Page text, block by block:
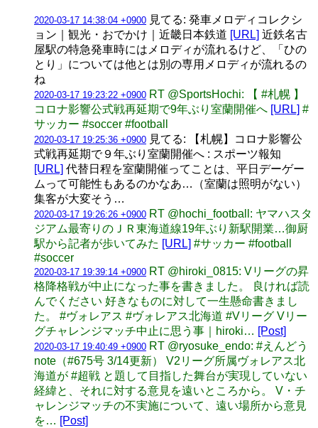
2020-03-17 14:38:04 +0900 見てる: 発車メロディコレクシ
ョン｜観光・おでかけ｜近畿日本鉄道 [URL] 近鉄名古
屋駅の特急発車時にはメロディが流れるけど、「ひの
とり」については他とは別の専用メロディが流れるの
ね
2020-03-17 19:23:22 +0900 RT @SportsHochi: 【 #札幌 】
コロナ影響公式戦再延期で9年ぶり室蘭開催へ [URL] #
サッカー #soccer #football
2020-03-17 19:25:36 +0900 見てる: 【札幌】コロナ影響公
式戦再延期で９年ぶり室蘭開催へ : スポーツ報知
[URL] 代替日程を室蘭開催ってことは、平日デーゲー
ムって可能性もあるのかなあ…（室蘭は照明がない）
集客が大変そう…
2020-03-17 19:26:26 +0900 RT @hochi_football: ヤマハスタ
ジアム最寄りのＪＲ東海道線19年ぶり新駅開業…御厨
駅から記者が歩いてみた [URL] #サッカー #football
#soccer
2020-03-17 19:39:14 +0900 RT @hiroki_0815: Vリーグの昇
格降格戦が中止になった事を書きました。 良ければ読
んでください 好きなものに対して一生懸命書きまし
た。 #ヴォレアス #ヴォレアス北海道 #Vリーグ Vリー
グチャレンジマッチ中止に思う事｜hiroki… [Post]
2020-03-17 19:40:49 +0900 RT @ryosuke_endo: #えんどう
note（#675号 3/14更新） V2リーグ所属ヴォレアス北
海道が #超戦 と題して目指した舞台が実現していない
経緯と、それに対する意見を遠いところから。 V・チ
ャレンジマッチの不実施について、遠い場所から意見
を… [Post]